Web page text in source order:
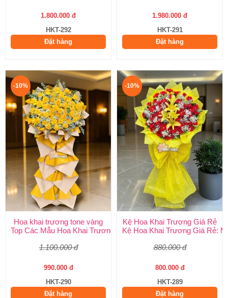
1.800.000 đ
HKT-292
Đặt hàng
1.980.000 đ
HKT-291
Đặt hàng
-10%
Hoa khai trương tone vàng
Top Các Mẫu Hoa Khai Trương Tone Vàng Đẹp, Sang Trọng,
1.100.000 đ
990.000 đ
HKT-290
Đặt hàng
-10%
Kệ Hoa Khai Trương Giá Rẻ
Kệ Hoa Khai Trương Giá Rẻ:
880.000 đ
800.000 đ
HKT-289
Đặt hàng